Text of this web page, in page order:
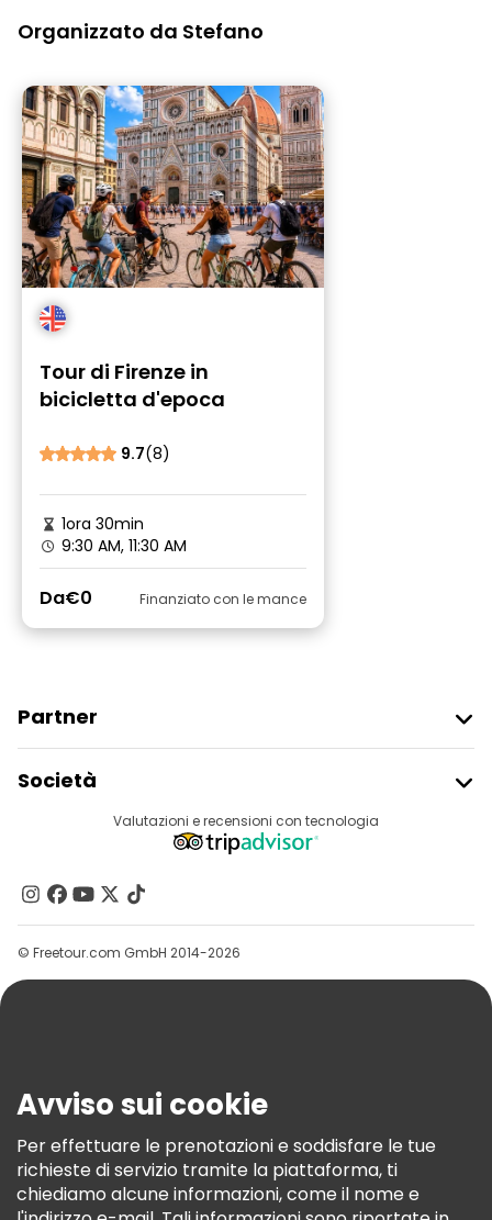
Organizzato da Stefano
Tour di Firenze in
bicicletta d'epoca
9.7(8)
1ora 30min
9:30 AM, 11:30 AM
Da€0 Finanziato con le mance
Partner
Accesso Del Fornitore
Programma Di Affiliazione
Società
Destinazioni
Contattaci
Gruppi
Aiuto
Termini E Condizioni
Informativa Sui Cookie
Freetour Premi
Programma Di Fidelizzazione
Valutazioni e recensioni con tecnologia
© Freetour.com GmbH 2014-2026
Avviso sui cookie
Per effettuare le prenotazioni e soddisfare le tue
richieste di servizio tramite la piattaforma, ti
chiediamo alcune informazioni, come il nome e